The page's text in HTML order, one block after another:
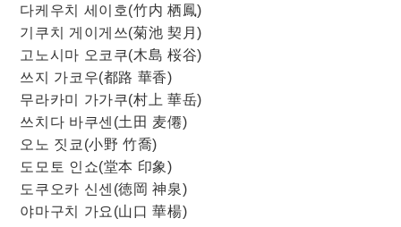
다케우치 세이호(竹内 栖鳳)
기쿠치 게이게쓰(菊池 契月)
고노시마 오코쿠(木島 桜谷)
쓰지 가코우(都路 華香)
무라카미 가가쿠(村上 華岳)
쓰치다 바쿠센(土田 麦僊)
오노 짓쿄(小野 竹喬)
도모토 인쇼(堂本 印象)
도쿠오카 신센(徳岡 神泉)
야마구치 가요(山口 華楊)